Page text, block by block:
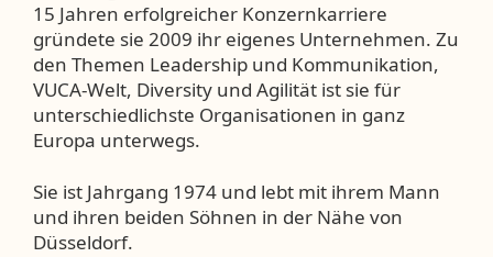
15 Jahren erfolgreicher Konzernkarriere
gründete sie 2009 ihr eigenes Unternehmen. Zu
den Themen Leadership und Kommunikation,
VUCA-Welt, Diversity und Agilität ist sie für
unterschiedlichste Organisationen in ganz
Europa unterwegs.
Sie ist Jahrgang 1974 und lebt mit ihrem Mann
und ihren beiden Söhnen in der Nähe von
Düsseldorf.